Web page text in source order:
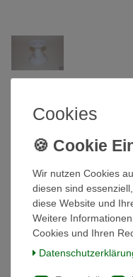
Arzberg
9,81 EUR*
Cookies
Wir nutzen Cookies
diesen sind
diese Website und
Weitere
Cookies und Ihren